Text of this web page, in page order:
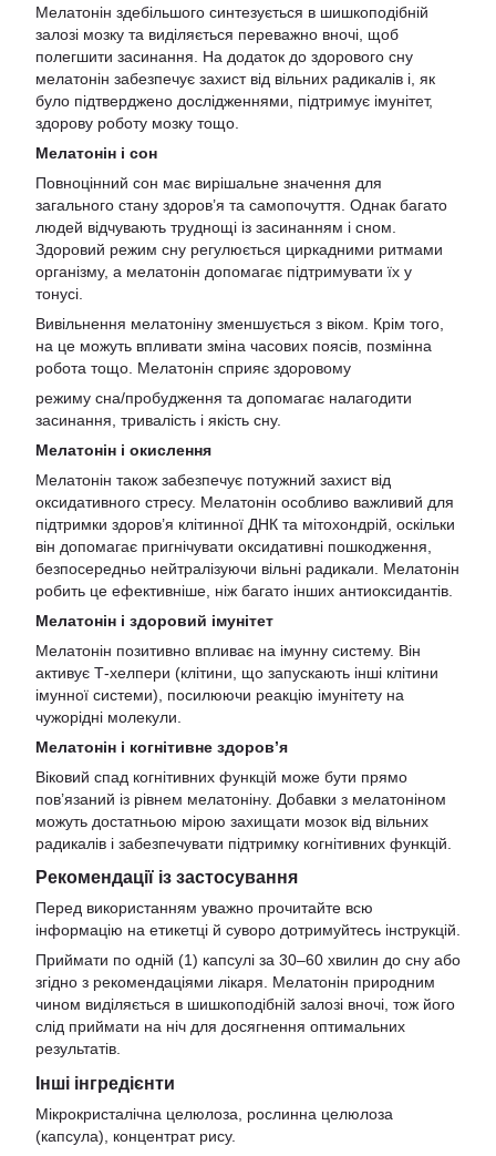
Мелатонін здебільшого синтезується в шишкоподібній
залозі мозку та виділяється переважно вночі, щоб
полегшити засинання. На додаток до здорового сну
мелатонін забезпечує захист від вільних радикалів і, як
було підтверджено дослідженнями, підтримує імунітет,
здорову роботу мозку тощо.
Мелатонін і сон
Повноцінний сон має вирішальне значення для
загального стану здоров’я та самопочуття. Однак багато
людей відчувають труднощі із засинанням і сном.
Здоровий режим сну регулюється циркадними ритмами
організму, а мелатонін допомагає підтримувати їх у
тонусі.
Вивільнення мелатоніну зменшується з віком. Крім того,
на це можуть впливати зміна часових поясів, позмінна
робота тощо. Мелатонін сприяє здоровому
режиму сна/пробудження та допомагає налагодити
засинання, тривалість і якість сну.
Мелатонін і окислення
Мелатонін також забезпечує потужний захист від
оксидативного стресу. Мелатонін особливо важливий для
підтримки здоров’я клітинної ДНК та мітохондрій, оскільки
він допомагає пригнічувати оксидативні пошкодження,
безпосередньо нейтралізуючи вільні радикали. Мелатонін
робить це ефективніше, ніж багато інших антиоксидантів.
Мелатонін і здоровий імунітет
Мелатонін позитивно впливає на імунну систему. Він
активує Т-хелпери (клітини, що запускають інші клітини
імунної системи), посилюючи реакцію імунітету на
чужорідні молекули.
Мелатонін і когнітивне здоров’я
Віковий спад когнітивних функцій може бути прямо
пов’язаний із рівнем мелатоніну. Добавки з мелатоніном
можуть достатньою мірою захищати мозок від вільних
радикалів і забезпечувати підтримку когнітивних функцій.
Рекомендації із застосування
Перед використанням уважно прочитайте всю
інформацію на етикетці й суворо дотримуйтесь інструкцій.
Приймати по одній (1) капсулі за 30–60 хвилин до сну або
згідно з рекомендаціями лікаря. Мелатонін природним
чином виділяється в шишкоподібній залозі вночі, тож його
слід приймати на ніч для досягнення оптимальних
результатів.
Інші інгредієнти
Мікрокристалічна целюлоза, рослинна целюлоза
(капсула), концентрат рису.